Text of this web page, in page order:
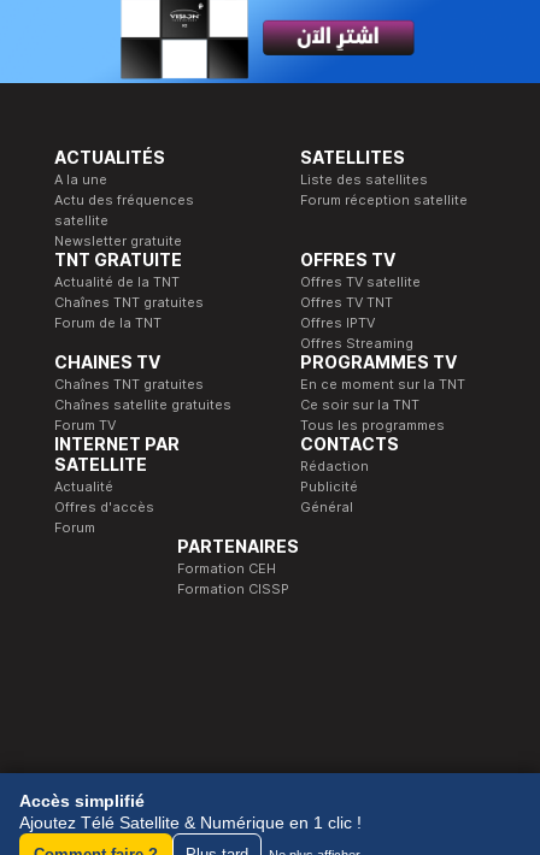
ACTUALITÉS
A la une
Actu des fréquences
satellite
Newsletter gratuite
SATELLITES
Liste des satellites
Forum réception satellite
TNT GRATUITE
Actualité de la TNT
Chaînes TNT gratuites
Forum de la TNT
OFFRES TV
Offres TV satellite
Offres TV TNT
Offres IPTV
Offres Streaming
CHAINES TV
Chaînes TNT gratuites
Chaînes satellite gratuites
Forum TV
PROGRAMMES TV
En ce moment sur la TNT
Ce soir sur la TNT
Tous les programmes
INTERNET PAR
SATELLITE
Actualité
Offres d'accès
Forum
CONTACTS
Rédaction
Publicité
Général
PARTENAIRES
Formation CEH
Formation CISSP
© 1989-2026 Télé Satellite et Numérique.
Accès simplifié
Ajoutez Télé Satellite & Numérique en 1 clic !